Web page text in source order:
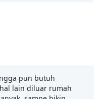
pun butuh
lain diluar rumah